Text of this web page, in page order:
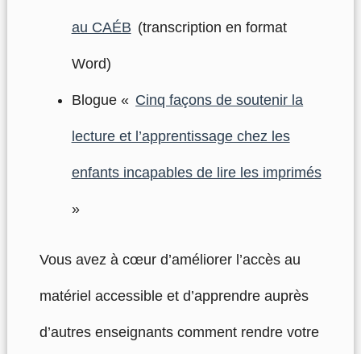
au CAÉB (transcription en format
Word)
Blogue « Cinq façons de soutenir la
lecture et l’apprentissage chez les
enfants incapables de lire les imprimés
»
Vous avez à cœur d’améliorer l’accès au
matériel accessible et d’apprendre auprès
d’autres enseignants comment rendre votre